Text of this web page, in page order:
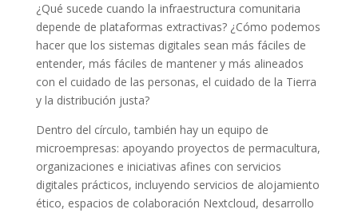
¿Qué sucede cuando la infraestructura comunitaria
depende de plataformas extractivas? ¿Cómo podemos
hacer que los sistemas digitales sean más fáciles de
entender, más fáciles de mantener y más alineados
con el cuidado de las personas, el cuidado de la Tierra
y la distribución justa?
Dentro del círculo, también hay un equipo de
microempresas: apoyando proyectos de permacultura,
organizaciones e iniciativas afines con servicios
digitales prácticos, incluyendo servicios de alojamiento
ético, espacios de colaboración Nextcloud, desarrollo